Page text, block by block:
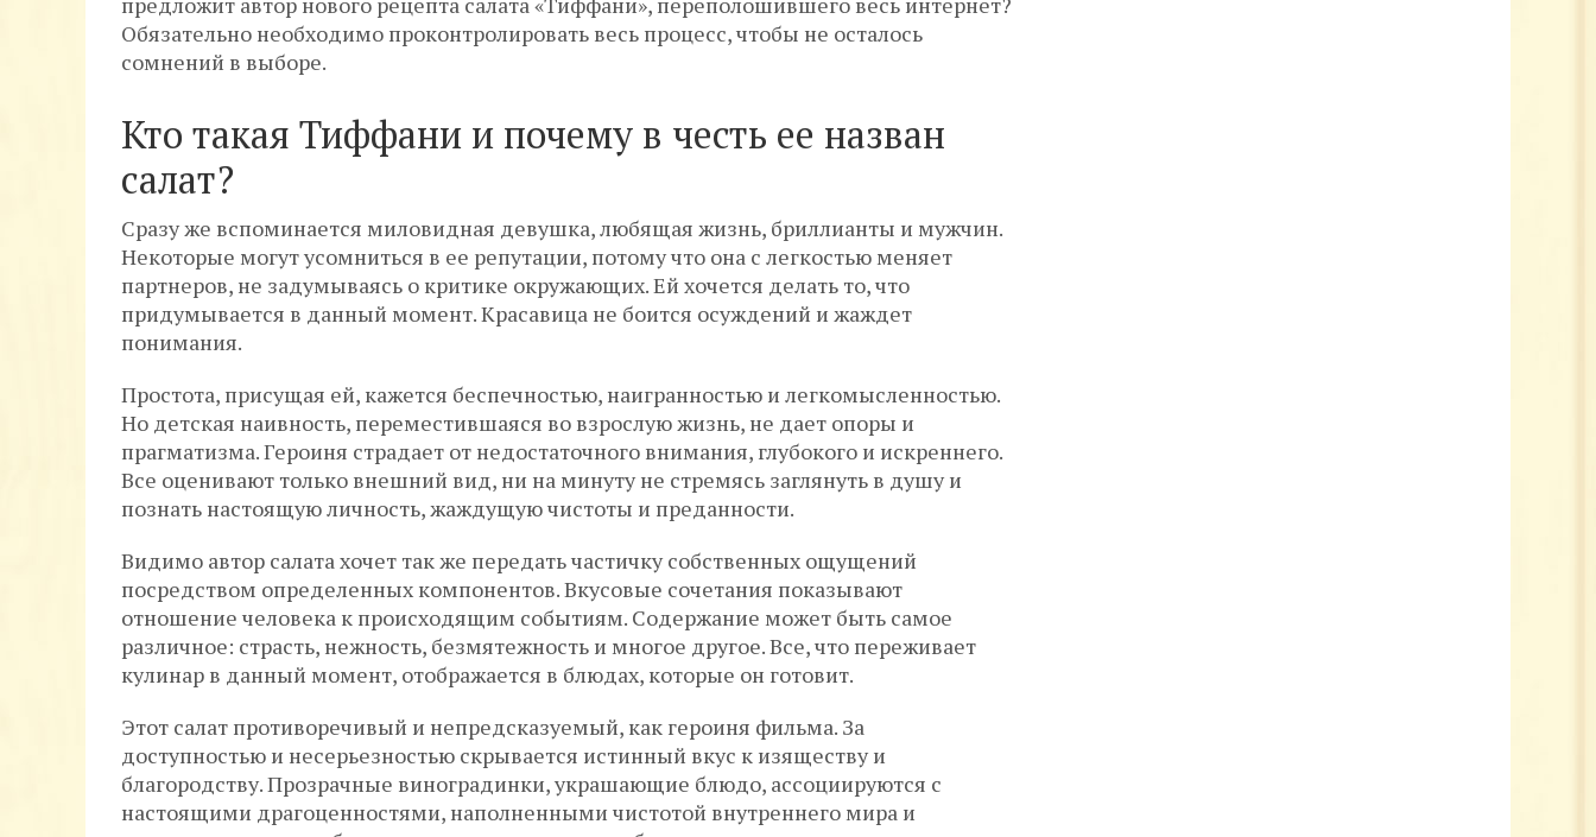
Обязательно необходимо проконтролировать весь процесс, чтобы не осталось
сомнений в выборе.
Кто такая Тиффани и почему в честь ее назван
салат?
Сразу же вспоминается миловидная девушка, любящая жизнь, бриллианты и мужчин.
Некоторые могут усомниться в ее репутации, потому что она с легкостью меняет
партнеров, не задумываясь о критике окружающих. Ей хочется делать то, что
придумывается в данный момент. Красавица не боится осуждений и жаждет
понимания.
Простота, присущая ей, кажется беспечностью, наигранностью и легкомысленностью.
Но детская наивность, переместившаяся во взрослую жизнь, не дает опоры и
прагматизма. Героиня страдает от недостаточного внимания, глубокого и искреннего.
Все оценивают только внешний вид, ни на минуту не стремясь заглянуть в душу и
познать настоящую личность, жаждущую чистоты и преданности.
Видимо автор салата хочет так же передать частичку собственных ощущений
посредством определенных компонентов. Вкусовые сочетания показывают
отношение человека к происходящим событиям. Содержание может быть самое
различное: страсть, нежность, безмятежность и многое другое. Все, что переживает
кулинар в данный момент, отображается в блюдах, которые он готовит.
Этот салат противоречивый и непредсказуемый, как героиня фильма. За
доступностью и несерьезностью скрывается истинный вкус к изяществу и
благородству. Прозрачные виноградинки, украшающие блюдо, ассоциируются с
настоящими драгоценностями, наполненными чистотой внутреннего мира и